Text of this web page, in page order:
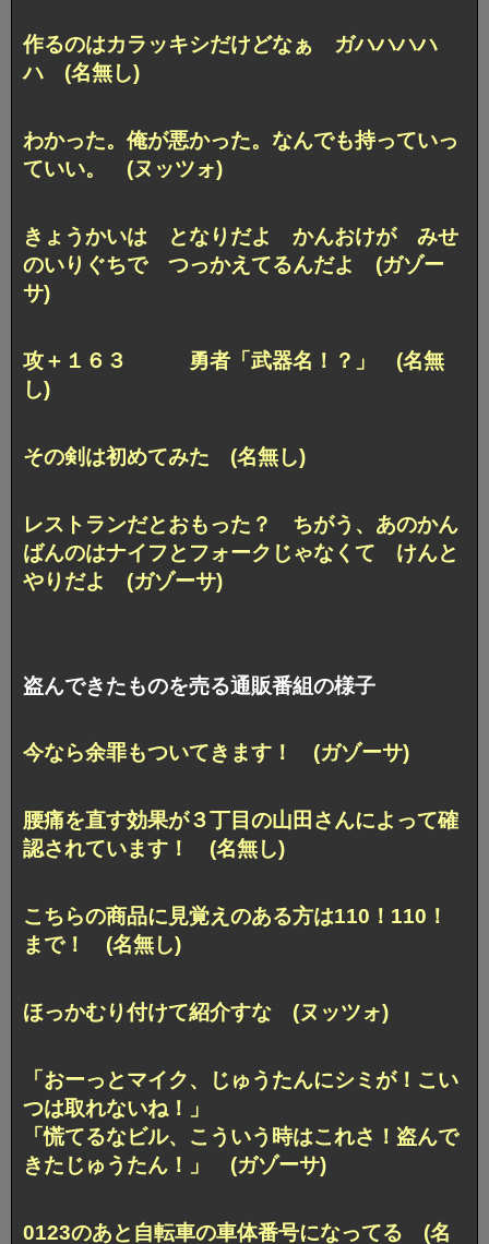
作るのはカラッキシだけどなぁ ガハハハハ
ハ (名無し)
わかった。俺が悪かった。なんでも持っていっ
ていい。 (ヌッツォ)
きょうかいは となりだよ かんおけが みせ
のいりぐちで つっかえてるんだよ (ガゾー
サ)
攻＋１６３ 勇者「武器名！？」 (名無
し)
その剣は初めてみた (名無し)
レストランだとおもった？ ちがう、あのかん
ばんのはナイフとフォークじゃなくて けんと
やりだよ (ガゾーサ)
盗んできたものを売る通販番組の様子
今なら余罪もついてきます！ (ガゾーサ)
腰痛を直す効果が３丁目の山田さんによって確
認されています！ (名無し)
こちらの商品に見覚えのある方は110！110！
まで！ (名無し)
ほっかむり付けて紹介すな (ヌッツォ)
「おーっとマイク、じゅうたんにシミが！こい
つは取れないね！」
「慌てるなビル、こういう時はこれさ！盗んで
きたじゅうたん！」 (ガゾーサ)
0123のあと自転車の車体番号になってる (名